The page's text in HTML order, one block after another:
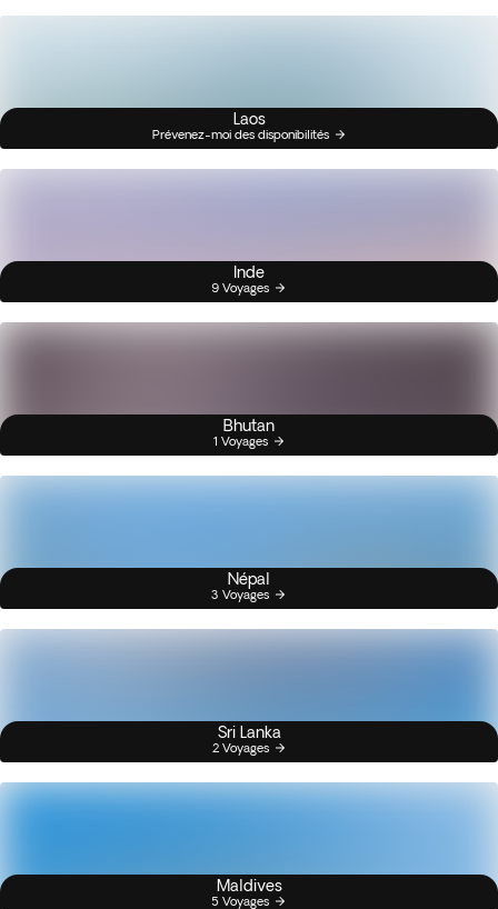
Laos
Prévenez-moi des disponibilités
Inde
9 Voyages
Bhutan
1 Voyages
Népal
3 Voyages
Sri Lanka
2 Voyages
Maldives
5 Voyages